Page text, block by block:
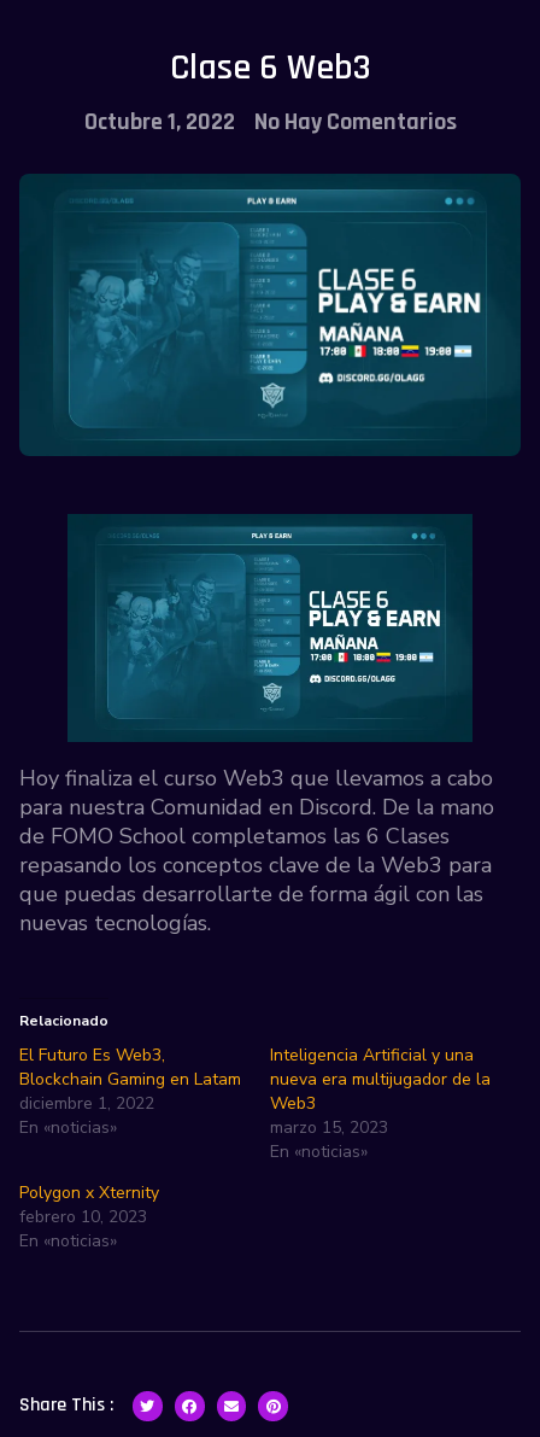
Clase 6 Web3
Octubre 1, 2022 No Hay Comentarios
Hoy finaliza el curso Web3 que llevamos a cabo
para nuestra Comunidad en Discord. De la mano
de FOMO School completamos las 6 Clases
repasando los conceptos clave de la Web3 para
que puedas desarrollarte de forma ágil con las
nuevas tecnologías.
Relacionado
El Futuro Es Web3,
Blockchain Gaming en Latam
diciembre 1, 2022
En «noticias»
Inteligencia Artificial y una
nueva era multijugador de la
Web3
marzo 15, 2023
En «noticias»
Polygon x Xternity
febrero 10, 2023
En «noticias»
Share This :